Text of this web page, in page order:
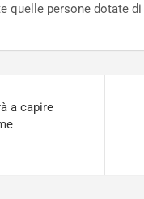
quelle persone dotate
a capire